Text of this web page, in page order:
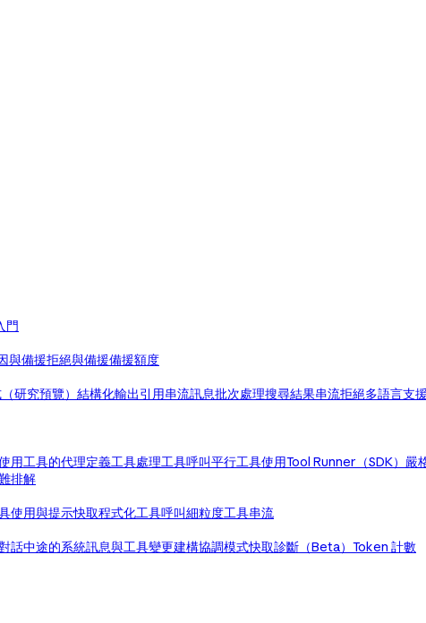
門
與備援拒絕與備援備援額度
研究預覽） 結構化輸出引用串流訊息批次處理搜尋結果串流拒絕多語言支援
用工具的代理定義工具處理工具呼叫平行工具使用Tool Runner（SDK） 嚴
排解
使用與提示快取程式化工具呼叫細粒度工具串流
話中途的系統訊息與工具變更建構協調模式快取診斷（Beta） Token 計數